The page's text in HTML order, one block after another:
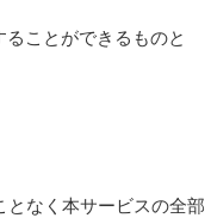
ことができるものと
となく本サービスの全部